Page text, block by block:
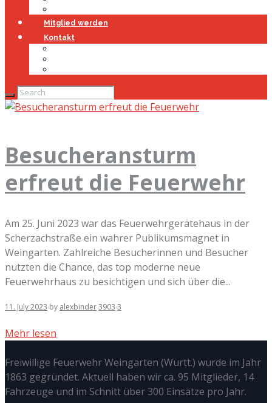
Mitglied werden
Kontakt
Besucheransturm
erfreut die Feuerwehr
Am 25. Juni 2023 war das Feuerwehrgerätehaus in der
Scherzachstraße ein wahrer Publikumsmagnet in
Weingarten. Zahlreiche Besucherinnen und Besucher
nutzten die Chance, das top moderne neue
Feuerwehrhaus zu besichtigen und sich über die...
11. July 2023 by alexbinder3903 3
Mehr lesen
Freiwillige Feuerwehr Weingarten (Württ.) wurde im Jahr
1863 gegründet. Aktuell haben wir ca. 95 Mitglieder, 14
Fahrzeuge und im Schnitt über 300 Einsätze pro Jahr.